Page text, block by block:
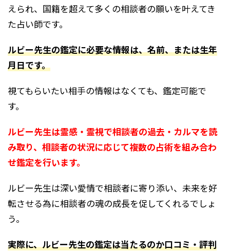
えられ、国籍を超えて多くの相談者の願いを叶えてき
た占い師です。
ルビー先生の鑑定に必要な情報は、名前、または生年
月日です。
視てもらいたい相手の情報はなくても、鑑定可能で
す。
ルビー先生は霊感・霊視で相談者の過去・カルマを読
み取り、相談者の状況に応じて複数の占術を組み合わ
せ鑑定を行います。
ルビー先生は深い愛情で相談者に寄り添い、未来を好
転させる為に相談者の魂の成長を促してくれるでしょ
う。
実際に、ルビー先生の鑑定は当たるのか口コミ・評判